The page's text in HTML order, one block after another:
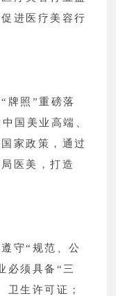
进医疗美容行
牌照”重磅落
国美业高端、
家政策，通过
医美，打造
守“规范、公
必须具备“三
卫生许可证；